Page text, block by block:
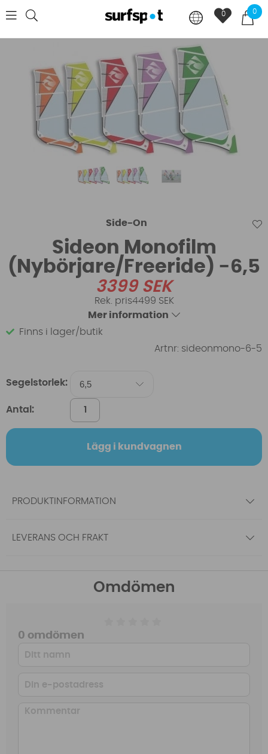
0
0
Side-On
Sideon Monofilm
(Nybörjare/Freeride) -6,5
3399SEK
4499 SEK
Mer information
Finns i lager/butik
Artnr: sideonmono-6-5
Segelstorlek:
Antal:
Lägg i kundvagnen
PRODUKTINFORMATION
LEVERANS OCH FRAKT
Omdömen
0 omdömen